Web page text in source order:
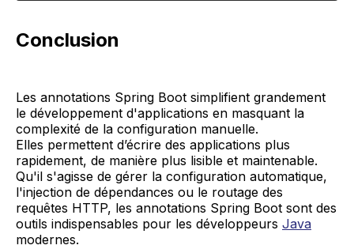
Conclusion
Les annotations Spring Boot simplifient grandement
le développement d'applications en masquant la
complexité de la configuration manuelle.
Elles permettent d’écrire des applications plus
rapidement, de manière plus lisible et maintenable.
Qu'il s'agisse de gérer la configuration automatique,
l'injection de dépendances ou le routage des
requêtes HTTP, les annotations Spring Boot sont des
outils indispensables pour les développeurs Java
modernes.